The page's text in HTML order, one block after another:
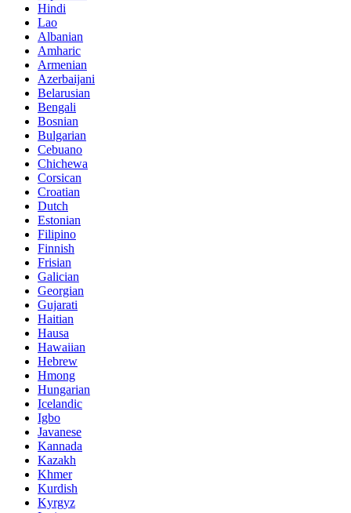
Hindi
Lao
Albanian
Amharic
Armenian
Azerbaijani
Belarusian
Bengali
Bosnian
Bulgarian
Cebuano
Chichewa
Corsican
Croatian
Dutch
Estonian
Filipino
Finnish
Frisian
Galician
Georgian
Gujarati
Haitian
Hausa
Hawaiian
Hebrew
Hmong
Hungarian
Icelandic
Igbo
Javanese
Kannada
Kazakh
Khmer
Kurdish
Kyrgyz